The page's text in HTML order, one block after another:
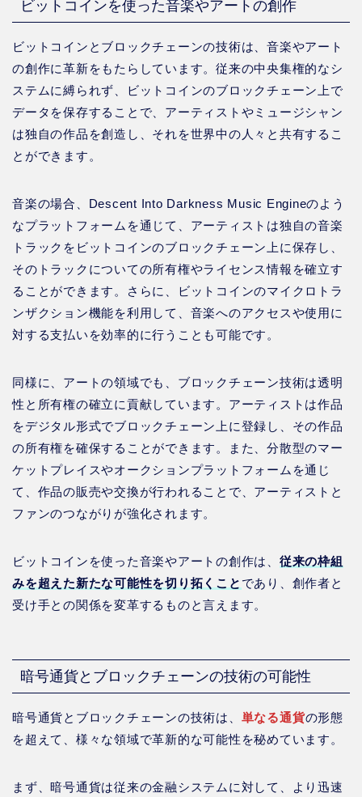
ビットコインを使った音楽やアートの創作
ビットコインとブロックチェーンの技術は、音楽やアート
の創作に革新をもたらしています。従来の中央集権的なシ
ステムに縛られず、ビットコインのブロックチェーン上で
データを保存することで、アーティストやミュージシャン
は独自の作品を創造し、それを世界中の人々と共有するこ
とができます。
音楽の場合、Descent Into Darkness Music Engineのよう
なプラットフォームを通じて、アーティストは独自の音楽
トラックをビットコインのブロックチェーン上に保存し、
そのトラックについての所有権やライセンス情報を確立す
ることができます。さらに、ビットコインのマイクロトラ
ンザクション機能を利用して、音楽へのアクセスや使用に
対する支払いを効率的に行うことも可能です。
同様に、アートの領域でも、ブロックチェーン技術は透明
性と所有権の確立に貢献しています。アーティストは作品
をデジタル形式でブロックチェーン上に登録し、その作品
の所有権を確保することができます。また、分散型のマー
ケットプレイスやオークションプラットフォームを通じ
て、作品の販売や交換が行われることで、アーティストと
ファンのつながりが強化されます。
ビットコインを使った音楽やアートの創作は、 従来の枠組
みを超えた新たな可能性を切り拓くこと であり、創作者と
受け手との関係を変革するものと言えます。
暗号通貨とブロックチェーンの技術の可能性
暗号通貨とブロックチェーンの技術は、 単なる通貨の形態
を超えて、様々な領域で革新的な可能性を秘めています。
まず、暗号通貨は従来の金融システムに対して、より迅速